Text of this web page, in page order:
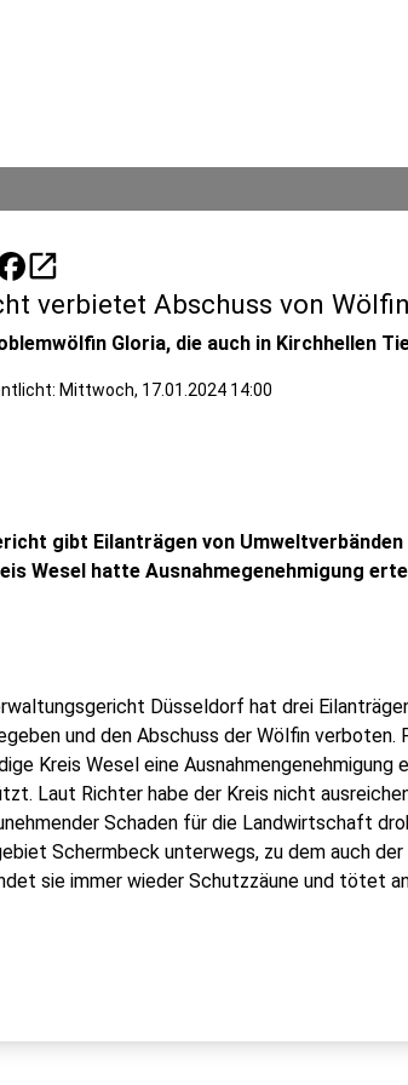
open_in_new
verbietet Abschuss von
Gloria, die auch in Kirchhellen
Mittwoch, 17.01.2024 14:00
gibt Eilanträgen von
Wesel hatte Ausnahmegenehmigung
Düsseldorf hat drei
und den Abschuss der Wölfin verboten.
Kreis Wesel eine
Laut Richter habe der Kreis nicht
Schaden für die Landwirtschaft
Schermbeck unterwegs, zu dem auch
sie immer wieder Schutzzäune und tötet